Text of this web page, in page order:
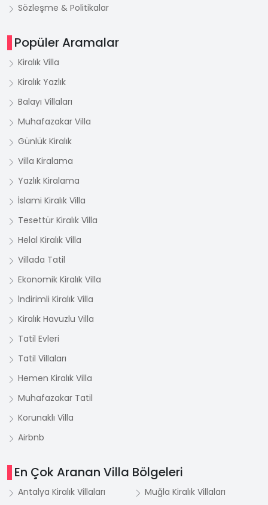
Sözleşme & Politikalar
Popüler Aramalar
Kiralık Villa
Kiralık Yazlık
Balayı Villaları
Muhafazakar Villa
Günlük Kiralık
Villa Kiralama
Yazlık Kiralama
İslami Kiralık Villa
Tesettür Kiralık Villa
Helal Kiralık Villa
Villada Tatil
Ekonomik Kiralık Villa
İndirimli Kiralık Villa
Kiralık Havuzlu Villa
Tatil Evleri
Tatil Villaları
Hemen Kiralık Villa
Muhafazakar Tatil
Korunaklı Villa
Airbnb
En Çok Aranan Villa Bölgeleri
Antalya Kiralık Villaları
Muğla Kiralık Villaları